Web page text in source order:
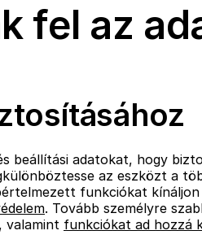
fel az
beállítási adatokat, hogy
az eszközt a
funkciókat kínáljon
. Tovább személyre
, valamint funkciókat ad hozzá